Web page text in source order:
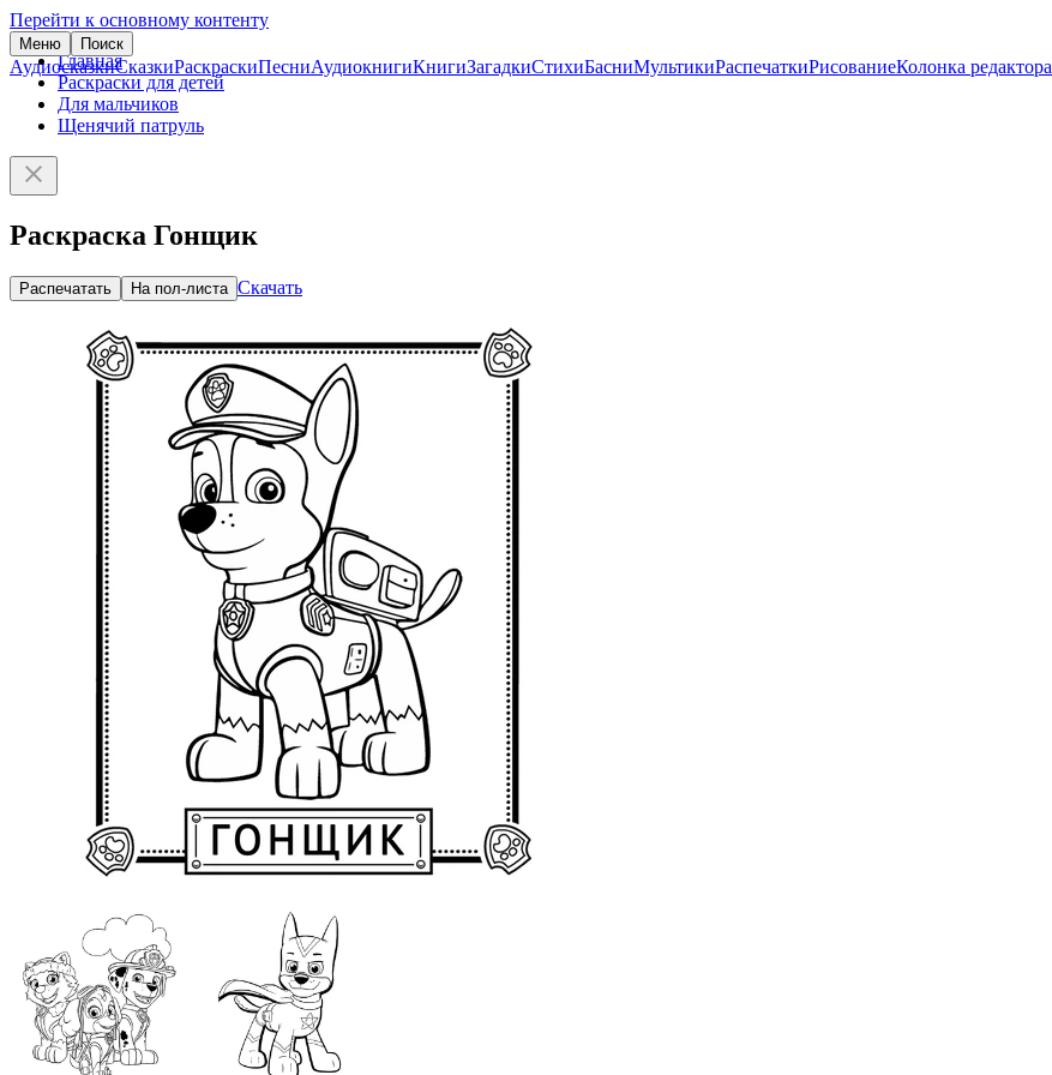
Перейти к основному контенту
Меню Поиск
АудиосказкиСказкиРаскраскиПесниАудиокнигиКнигиЗагадкиСтихиБасниМультикиРаспечаткиРисованиеКолонка редактора
Главная
Раскраски для детей
Для мальчиков
Щенячий патруль
Раскраска Гонщик
Распечатать На пол-листа Скачать